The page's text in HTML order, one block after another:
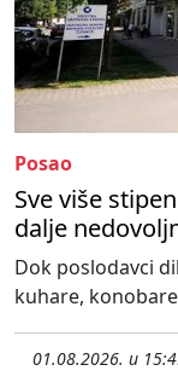
Posao
Sve više
dalje
Dok poslodavci
kuhare,
01.08.2026. u